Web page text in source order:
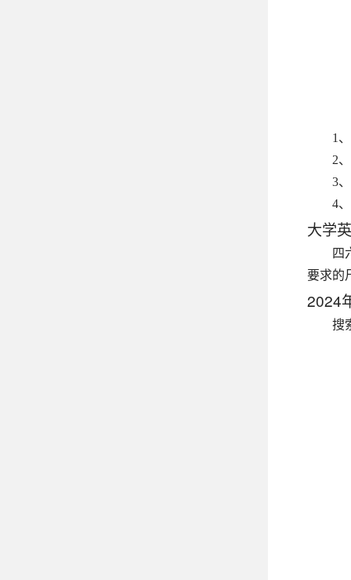
1
2
3
4
大学
四
要求的
2024
搜